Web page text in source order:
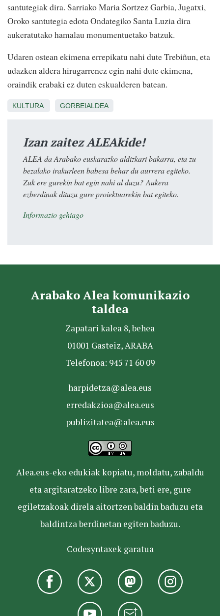
santutegiak dira. Sarriako Maria Sortzez Garbia, Jugatxi,
Oroko santutegia edota Ondategiko Santa Luzia dira
aukeratutako hamalau monumentuetako batzuk.
Udaren ostean ekimena errepikatu nahi dute Trebiñun, eta
udazken aldera hirugarrenez egin nahi dute ekimena,
oraindik erabaki ez duten eskualderen batean.
KULTURA GORBEIALDEA
Izan zaitez ALEAkide!
ALEA da Arabako euskarazko aldizkari bakarra, eta zu
bezalako irakurleen babesa behar du aurrera egiteko.
Zuk ere gurekin bat egin nahi al duzu? Aukera
ezberdinak dituzu gure proiektuarekin bat egiteko.
Informazio gehiago
Arabako Alea komunikazio
taldea
Zapatari kalea 8, behea
01001 Gasteiz, ARABA
Telefonoa: 945 71 60 09
harpidetza@alea.eus
erredakzioa@alea.eus
publizitatea@alea.eus
Alea.eus-eko edukiak kopiatu, moldatu, zabaldu
eta argitaratzeko libre zara, beti ere, gure
egiletzakoak direla aitortzen baldin baduzu eta
baldintza berdinetan egiten baduzu.
Codesyntaxek garatua